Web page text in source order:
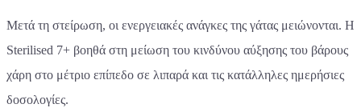
Μετά τη στείρωση, οι ενεργειακές ανάγκες της γάτας μειώνονται. Η
Sterilised 7+ βοηθά στη μείωση του κινδύνου αύξησης του βάρους
χάρη στο μέτριο επίπεδο σε λιπαρά και τις κατάλληλες ημερήσιες
δοσολογίες.